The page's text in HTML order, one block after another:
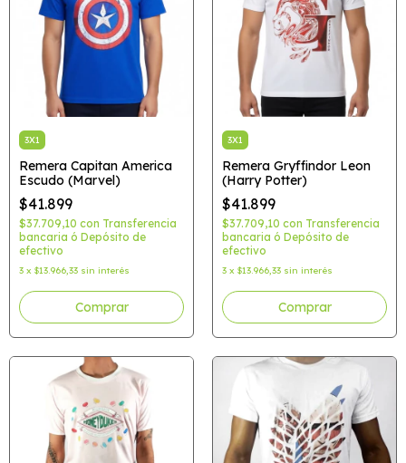
3X1
Remera Capitan America
Escudo (Marvel)
$41.899
$37.709,10 con Transferencia
bancaria ó Depósito de
efectivo
3 x $13.966,33 sin interés
Comprar
3X1
Remera Gryffindor Leon
(Harry Potter)
$41.899
$37.709,10 con Transferencia
bancaria ó Depósito de
efectivo
3 x $13.966,33 sin interés
Comprar